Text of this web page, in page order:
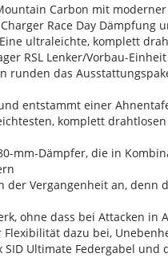
Carbon mit
Race Day Dämpfung
ultraleichte, komplett
RSL Lenker/Vorbau-
runden das
entstammt einer
komplett
mm-Dämpfer, die in
Vergangenheit an, denn
ohne dass bei Attacken in
dazu bei,
Ultimate Federgabel